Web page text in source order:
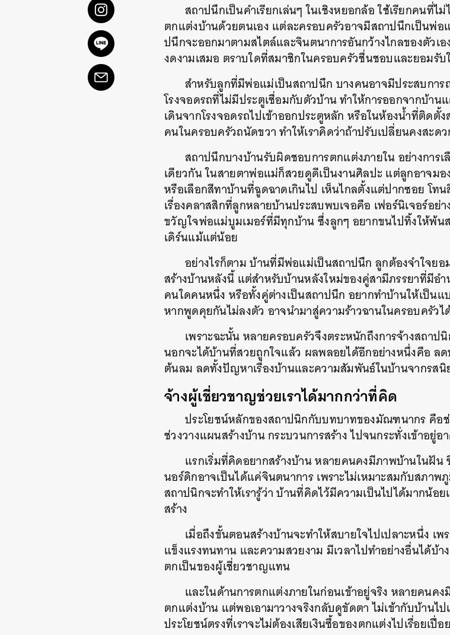
สถาปนึกเป็นคำเรียกเล่นๆ ในเชิงหยอกล้อ ใช้เรียกคนที่
ตกแต่งบ้านด้วยตนเอง แต่ละครอบครัวอาจมีสถาปนึกเป็นพ่อ
ปนึกจะออกมาตามสไตล์และจินตนาการอันกว้างไกลของตัวเ
งดงามเสมอ ตราบใดที่สมาชิกในครอบครัวชื่นชอบและยอมรั
สำหรับลูกที่มีพ่อแม่เป็นสถาปนึก บางคนอาจมีประสบกา
โรงจอดรถที่ไม่มีประตูเชื่อมกับตัวบ้าน ทำให้การออกจากบ้าน
เดินจากโรงจอดรถไปเข้าออกประตูหลัก หรือในห้องน้ำที่ติดตั้
คนในครอบครัวถนัดขวา ทำให้เราคิดว่าถ้าปรับเปลี่ยนคงสะด
สถาปนึกบางบ้านรับผิดชอบการตกแต่งภายใน อย่างการ
เดียวกัน ในสายตาพ่อแม่ก็สวยดูดีเป็นงานศิลปะ แต่ลูกอาจมอ
หรือเลือกสีทาบ้านที่ฉูดฉาดเกินไป เห็นไกลตั้งแต่ปากซอย โ
เรื่องคลาสสิกที่ลูกหลายบ้านประสบพบเจอคือ เฟอร์นิเจอร์อย่า
ขวัญใจพ่อแม่บูมเมอร์ที่มีทุกบ้าน ซึ่งลูกๆ อยากขนไปทิ้งให้พ้น
เดิร์นแม้แต่น้อย
อย่างไรก็ตาม บ้านที่มีพ่อแม่เป็นสถาปนึก ลูกต้องจำใจยอ
สร้างบ้านหลังนี้ แต่สำหรับบ้านหลังใหม่ของคู่สามีภรรยาที่มีอ
คนใดคนหนึ่ง หรือทั้งคู่ต่างเป็นสถาปนึก อยากทำบ้านให้เป็น
หากพูดคุยกันไม่ลงตัว อาจนำมาสู่ความร้าวฉานในครอบครัวไ
เพราะฉะนั้น หลายครอบครัวจึงตระหนักถึงการจ้างสถ
นอกจะได้บ้านที่สวยถูกใจแล้ว ผลพลอยได้อีกอย่างหนึ่งคือ ล
ต้นลม ลดทั้งปัญหาเรื่องบ้านและความสัมพันธ์ในบ้านจากรส
จ้างผู้เชี่ยวชาญช่วยเราได้มากกว่าที่คิด
ประโยชน์หลักของสถาปนิกกับบทบาทของมัณฑนากร คือ
ช่วงวางแผนสร้างบ้าน กระบวนการสร้าง ไปจนกระทั่งเข้าอยู่อ
แรกเริ่มที่คิดอยากสร้างบ้าน หลายคนคงมีภาพบ้านในฝัน
นอร์ดิกอาจเป็นได้แค่จินตนาการ เพราะไม่เหมาะสมกับสภาพ
สถาปนิกจะทำให้เรารู้ว่า บ้านที่คิดไว้มีความเป็นไปได้มากน้อ
สร้าง
เมื่อถึงขั้นตอนสร้างบ้านจะทำให้สบายใจไปเปลาะหนึ่ง เ
แข็งแรงทนทาน และความสวยงาม มีเวลาไปทำอย่างอื่นได้บ้
ตกเป็นของผู้เชี่ยวชาญแทน
และในด้านการตกแต่งภายในก่อนเข้าอยู่จริง หลายคนค
ตกแต่งบ้าน แต่พอเอามาวางจริงกลับดูขัดตา ไม่เข้ากับบ้านไ
ประโยชน์ตรงที่เราจะไม่ต้องเสียเงินซื้อของตกแต่งไปเรื่อยเปื่อย
SHARE TWEET LINE